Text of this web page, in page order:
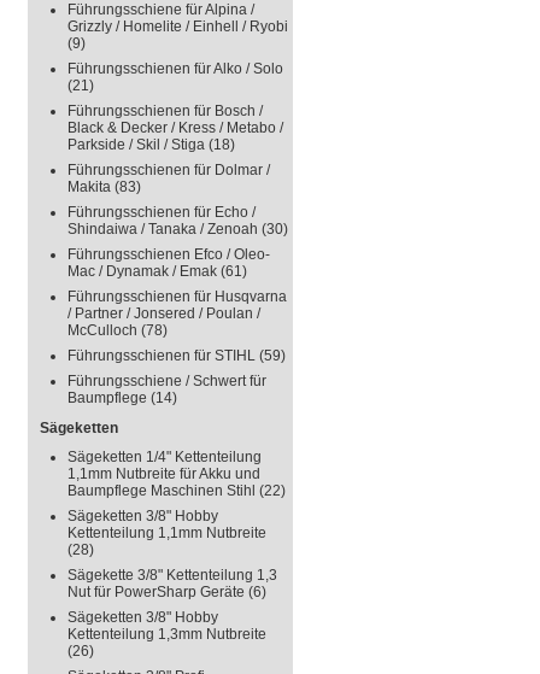
Führungsschiene für Alpina /
Grizzly / Homelite / Einhell / Ryobi
(9)
Führungsschienen für Alko / Solo
(21)
Führungsschienen für Bosch /
Black & Decker / Kress / Metabo /
Parkside / Skil / Stiga (18)
Führungsschienen für Dolmar /
Makita (83)
Führungsschienen für Echo /
Shindaiwa / Tanaka / Zenoah (30)
Führungsschienen Efco / Oleo-
Mac / Dynamak / Emak (61)
Führungsschienen für Husqvarna
/ Partner / Jonsered / Poulan /
McCulloch (78)
Führungsschienen für STIHL (59)
Führungsschiene / Schwert für
Baumpflege (14)
Sägeketten
Sägeketten 1/4" Kettenteilung
1,1mm Nutbreite für Akku und
Baumpflege Maschinen Stihl (22)
Sägeketten 3/8" Hobby
Kettenteilung 1,1mm Nutbreite
(28)
Sägekette 3/8" Kettenteilung 1,3
Nut für PowerSharp Geräte (6)
Sägeketten 3/8" Hobby
Kettenteilung 1,3mm Nutbreite
(26)